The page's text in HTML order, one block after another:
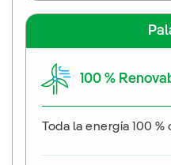
100 %
Toda la energía 100